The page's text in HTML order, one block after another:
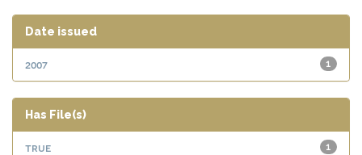
Date issued
1
2007
Has File(s)
1
true